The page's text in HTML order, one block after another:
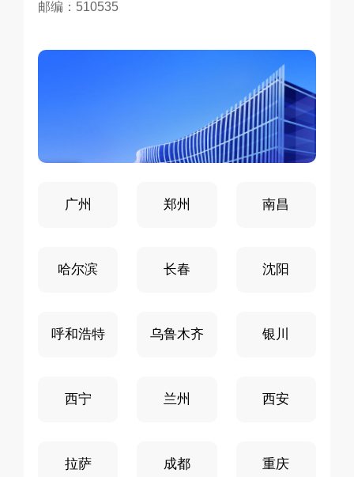
邮编：510535
邮编：450099
邮编：330038
邮编：150001
邮编：130022
邮编：110016
邮编：010010
邮编：830004
邮编：750001
邮编：810001
邮编：730099
邮编：710075
邮编：851414
邮编：610041
邮编：400043
邮编：550081
邮编：650214
邮编：030032
邮编：050011
邮编：250002
邮编：210041
邮编：311203
邮编：350003
邮编：530219
邮编：570203
邮编：518057
广州 郑州 南昌
哈尔滨 长春 沈阳
呼和浩特 乌鲁木齐 银川
西宁 兰州 西安
拉萨 成都 重庆